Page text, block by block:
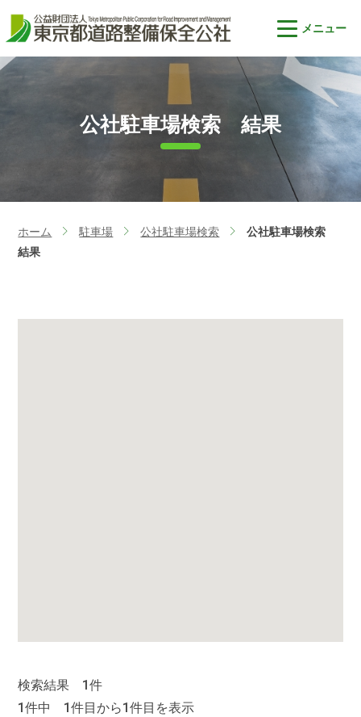
公社駐車場検索 結果
ホーム
駐車場
公社駐車場検索
公社駐車場検索
結果
検索結果 1件
1件中 1件目から1件目を表示